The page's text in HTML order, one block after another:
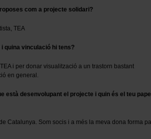
com a projecte solidari?
TEA
quina vinculació hi tens?
i per donar visualització a un trastorn bastant
en general.
està desenvolupant el projecte i quin és el teu
Catalunya. Som socis i a més la meva dona forma